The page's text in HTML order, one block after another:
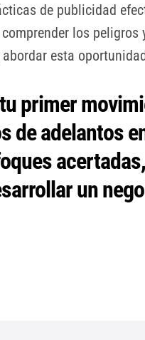
de publicidad
los
esta
primer
de adelantos
un